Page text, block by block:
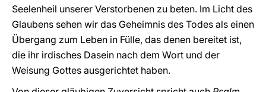
Seelenheil unserer Verstorbenen zu beten. Im Licht des
Glaubens sehen wir das Geheimnis des Todes als einen
Übergang zum Leben in Fülle, das denen bereitet ist,
die ihr irdisches Dasein nach dem Wort und der
Weisung Gottes ausgerichtet haben.